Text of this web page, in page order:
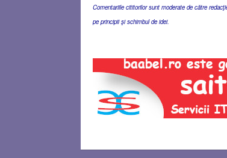
Comentariile cititorilor sunt moderate de către
pe principii şi schimbul de idei.